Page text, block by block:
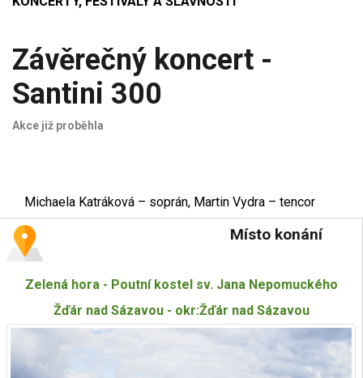
Závěrečný koncert -
Santini 300
Akce již proběhla
Michaela Katráková – soprán, Martin Vydra – tencor
Místo konání
Zelená hora - Poutní kostel sv. Jana Nepomuckého
Žďár nad Sázavou - okr:Žďár nad Sázavou